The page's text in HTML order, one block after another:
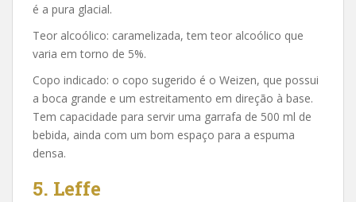
é a pura glacial.
Teor alcoólico: caramelizada, tem teor alcoólico que
varia em torno de 5%.
Copo indicado: o copo sugerido é o Weizen, que possui
a boca grande e um estreitamento em direção à base.
Tem capacidade para servir uma garrafa de 500 ml de
bebida, ainda com um bom espaço para a espuma
densa.
5. Leffe